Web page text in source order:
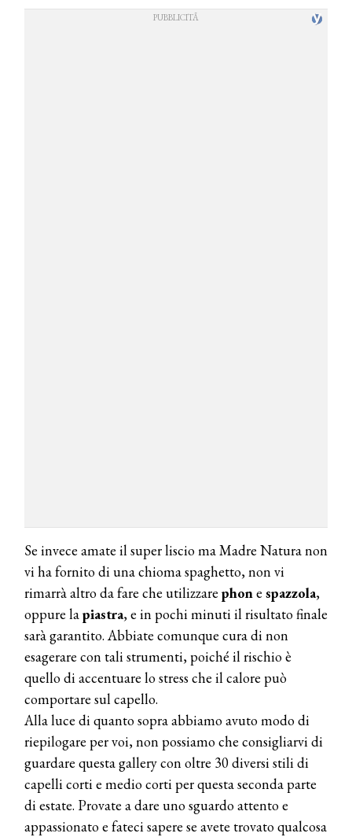
Se invece amate il super liscio ma Madre Natura non
vi ha fornito di una chioma spaghetto, non vi
rimarrà altro da fare che utilizzare phone spazzola,
oppure lapiastra, e in pochi minuti il risultato finale
sarà garantito. Abbiate comunque cura di non
esagerare con tali strumenti, poiché il rischio è
quello di accentuare lo stress che il calore può
comportare sul capello.
Alla luce di quanto sopra abbiamo avuto modo di
riepilogare per voi, non possiamo che consigliarvi di
guardare questa gallery con oltre 30 diversi stili di
capelli corti e medio corti per questa seconda parte
di estate. Provate a dare uno sguardo attento e
appassionato e fateci sapere se avete trovato qualcosa